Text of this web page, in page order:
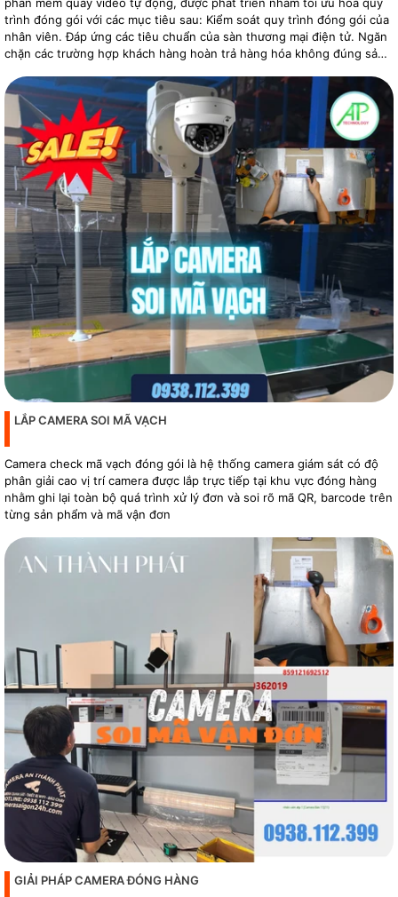
trình đóng gói với các mục tiêu sau: Kiểm soát quy trình đóng gói của
nhân viên. Đáp ứng các tiêu chuẩn của sàn thương mại điện tử. Ngăn
chặn các trường hợp khách hàng hoàn trả hàng hóa không đúng sản
LẮP CAMERA SOI MÃ VẠCH
Camera check mã vạch đóng gói là hệ thống camera giám sát có độ
phân giải cao vị trí camera được lắp trực tiếp tại khu vực đóng hàng
nhằm ghi lại toàn bộ quá trình xử lý đơn và soi rõ mã QR, barcode trên
từng sản phẩm và mã vận đơn
GIẢI PHÁP CAMERA ĐÓNG HÀNG